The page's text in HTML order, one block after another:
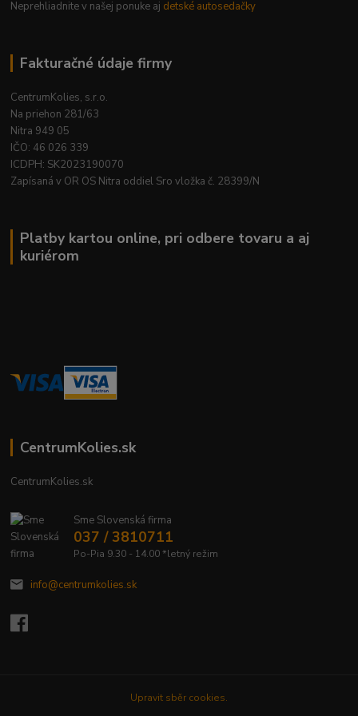
Neprehliadnite v našej ponuke aj detské autosedačky
Fakturačné údaje firmy
CentrumKolies, s.r.o.
Na priehon 281/63
Nitra 949 05
IČO: 46 026 339
ICDPH: SK2023190070
Zapísaná v OR OS Nitra oddiel Sro vložka č. 28399/N
Platby kartou online, pri odbere tovaru a aj
kuriérom
CentrumKolies.sk
CentrumKolies.sk
Sme Slovenská firma
037 / 3810711
Po-Pia 9.30 - 14.00 *letný režim
info@centrumkolies.sk
Upravit sběr cookies.